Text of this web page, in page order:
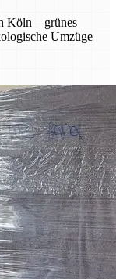
Köln – grünes
Umzüge